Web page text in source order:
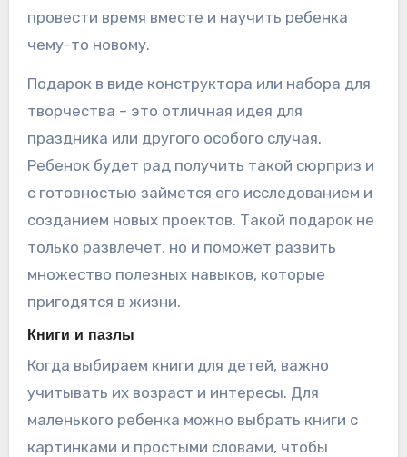
провести время вместе и научить ребенка
чему-то новому.
Подарок в виде конструктора или набора для
творчества – это отличная идея для
праздника или другого особого случая.
Ребенок будет рад получить такой сюрприз и
с готовностью займется его исследованием и
созданием новых проектов. Такой подарок не
только развлечет, но и поможет развить
множество полезных навыков, которые
пригодятся в жизни.
Книги и пазлы
Когда выбираем книги для детей, важно
учитывать их возраст и интересы. Для
маленького ребенка можно выбрать книги с
картинками и простыми словами, чтобы